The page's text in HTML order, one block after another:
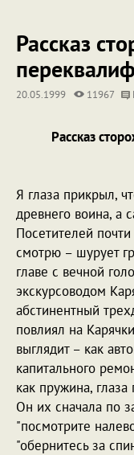
Рассказ
20.05.1999 11967
Рассказ
Я глаза прикрыл,
древнего воина, а
Посетителей
смотрю – шурует
главе с вечной
экскурсоводом
абстинентный
повлиял на
выглядит – как
капитального
как пружина,
Он их сначала по
"посмотрите
"обернитесь за